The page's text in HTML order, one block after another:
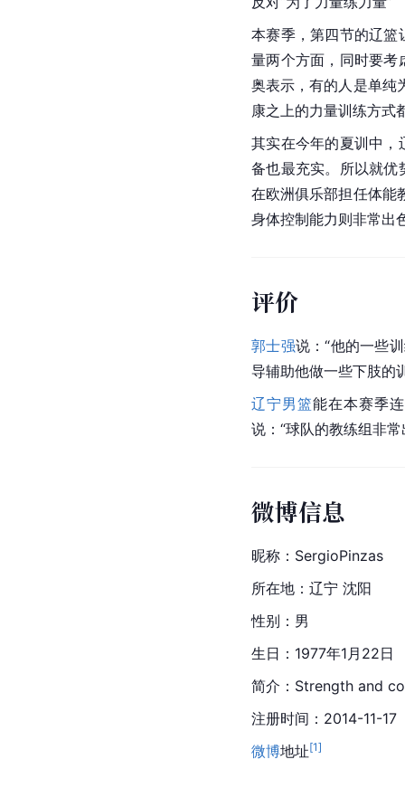
本赛季，第四节的辽篮
量两个方面，同时要考
奥表示，有的人是单纯
康之上的力量训练方式
其实在今年的夏训中，
备也最充实。所以就优
在欧洲俱乐部担任体能
身体控制能力则非常出
评价
郭士强说：“他的一些
导辅助他做一些下肢的
辽宁男篮能在本赛季
说：“球队的教练组非
微博信息
昵称： SergioPinzas
所在地：辽宁 沈阳
性别：男
生日：1977年1月22日
简介： Strength and
注册时间：2014-11-17
微博地址[1]